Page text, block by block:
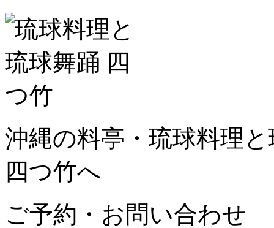
沖縄の料亭・琉球料理
四つ竹へ
ご予約・お問い合わせ